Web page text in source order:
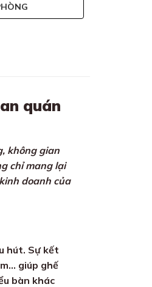
quán
không gian
chỉ mang lại
doanh của
hút. Sự kết
giúp ghế
bàn khác